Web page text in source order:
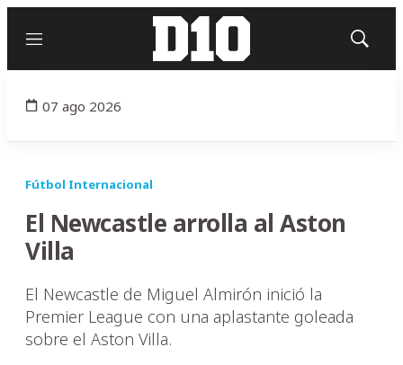
Menú
Mostrar
07 ago 2026
Fútbol Internacional
El Newcastle arrolla al Aston
Villa
El Newcastle de Miguel Almirón inició la
Premier League con una aplastante goleada
sobre el Aston Villa.